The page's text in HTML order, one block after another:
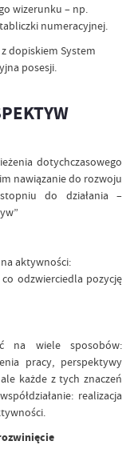
wizerunku – np.
numeracyjnej.
dopiskiem System
posesji.
dotychczasowego
nawiązanie do rozwoju
do działania –
aktywności:
odzwierciedla pozycję
na wiele sposobów:
pracy, perspektywy
każde z tych znaczeń
realizacja